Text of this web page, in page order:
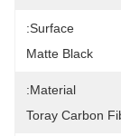
Surface:
Matte Black
Material: